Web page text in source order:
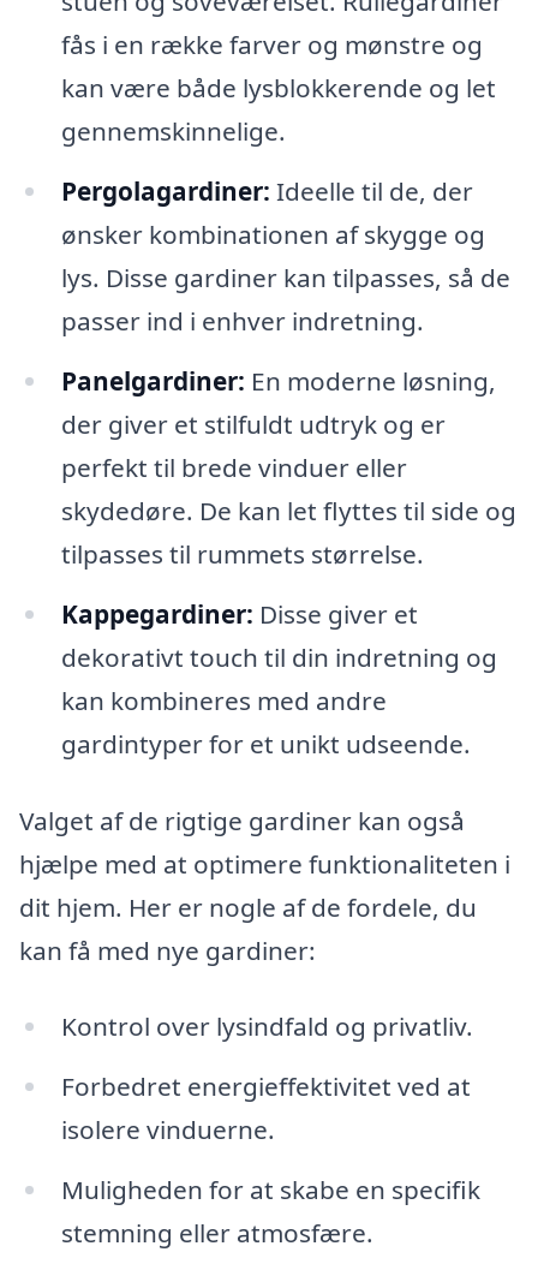
fås i en række farver og mønstre og
kan være både lysblokkerende og let
gennemskinnelige.
Pergolagardiner: Ideelle til de, der
ønsker kombinationen af skygge og
lys. Disse gardiner kan tilpasses, så de
passer ind i enhver indretning.
Panelgardiner: En moderne løsning,
der giver et stilfuldt udtryk og er
perfekt til brede vinduer eller
skydedøre. De kan let flyttes til side og
tilpasses til rummets størrelse.
Kappegardiner: Disse giver et
dekorativt touch til din indretning og
kan kombineres med andre
gardintyper for et unikt udseende.
Valget af de rigtige gardiner kan også
hjælpe med at optimere funktionaliteten i
dit hjem. Her er nogle af de fordele, du
kan få med nye gardiner:
Kontrol over lysindfald og privatliv.
Forbedret energieffektivitet ved at
isolere vinduerne.
Muligheden for at skabe en specifik
stemning eller atmosfære.